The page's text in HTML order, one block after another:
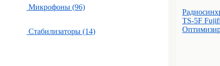
Микрофоны (96)
Стабилизаторы (14)
TS-5F